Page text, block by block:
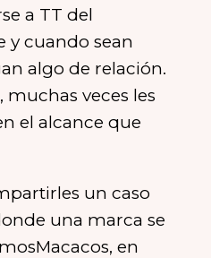
a TT del
y cuando sean
algo de relación.
veces les
el alcance que
un caso
una marca se
en